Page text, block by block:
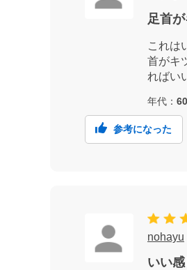
足首
これは
首がキ
ればい
年代：
参考になった
nohayu
いい感